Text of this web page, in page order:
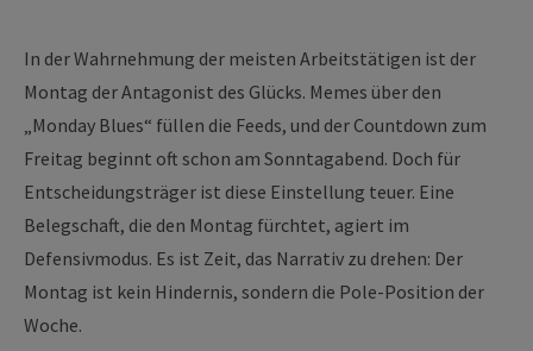
In der Wahrnehmung der meisten Arbeitstätigen ist der
Montag der Antagonist des Glücks. Memes über den
„Monday Blues“ füllen die Feeds, und der Countdown zum
Freitag beginnt oft schon am Sonntagabend. Doch für
Entscheidungsträger ist diese Einstellung teuer. Eine
Belegschaft, die den Montag fürchtet, agiert im
Defensivmodus. Es ist Zeit, das Narrativ zu drehen: Der
Montag ist kein Hindernis, sondern die Pole-Position der
Woche.